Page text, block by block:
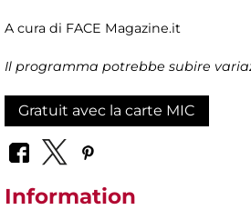
A cura di FACE Magazine.it
Il programma potrebbe subire
Gratuit avec la carte MIC
Information